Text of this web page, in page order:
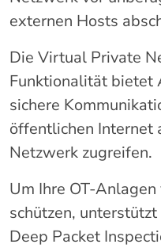
externen Hosts
Die Virtual Private
Funktionalität bietet
sichere
öffentlichen Internet
Netzwerk zugreifen.
Um Ihre OT-
schützen,
Deep Packet